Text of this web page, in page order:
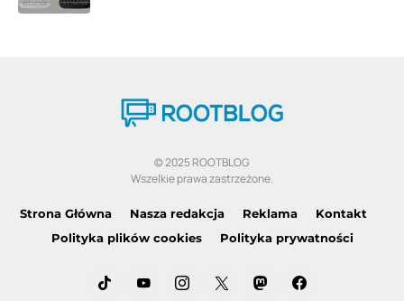
© 2025 ROOTBLOG
Wszelkie prawa zastrzeżone.
Strona Główna Nasza redakcja Reklama
Kontakt
Polityka plików cookies
Polityka prywatności